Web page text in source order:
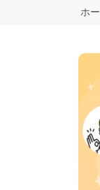
ホ